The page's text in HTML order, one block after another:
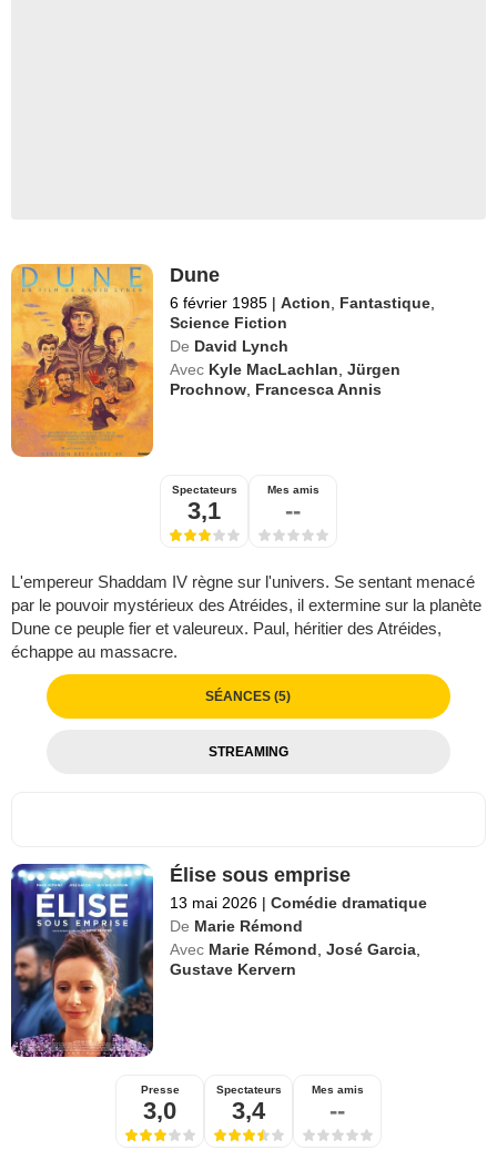
Dune
6 février 1985 | Action Fantastique
Science Fiction
De David Lynch
Avec Kyle MacLachlan ,Jürgen
Prochnow Francesca Annis
Spectateurs
3,1
Mes amis
--
L'empereur Shaddam IV règne sur l'univers. Se sentant menacé
par le pouvoir mystérieux des Atréides, il extermine sur la planète
Dune ce peuple fier et valeureux. Paul, héritier des Atréides,
échappe au massacre.
SÉANCES (5)
STREAMING
Élise sous emprise
13 mai 2026 | Comédie dramatique
De Marie Rémond
Avec Marie Rémond ,José Garcia
Gustave Kervern
Presse
3,0
Spectateurs
3,4
Mes amis
--